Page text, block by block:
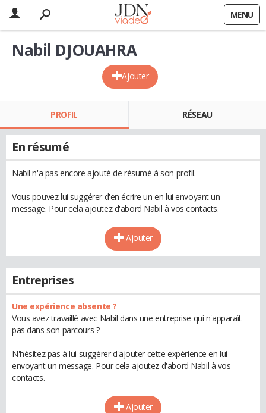
MENU
Ajouter
Nabil DJOUAHRA
PROFIL RÉSEAU
En résumé
Nabil n'a pas encore ajouté de résumé à son profil.
Vous pouvez lui suggérer d'en écrire un en lui envoyant un
message. Pour cela ajoutez d'abord Nabil à vos contacts.
Ajouter
Entreprises
Une expérience absente ?
Vous avez travaillé avec Nabil dans une entreprise qui n'apparaît
pas dans son parcours ?
N'hésitez pas à lui suggérer d'ajouter cette expérience en lui
envoyant un message. Pour cela ajoutez d'abord Nabil à vos
contacts.
Ajouter